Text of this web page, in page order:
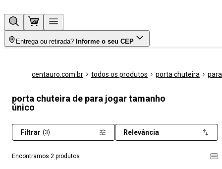
Entrega ou retirada? Informe o seu CEP
centauro.com.br todos os produtos porta chuteira
porta chuteira de para jogar tamanho
único
Encontramos 2 produtos
Filtrar (3) Relevância